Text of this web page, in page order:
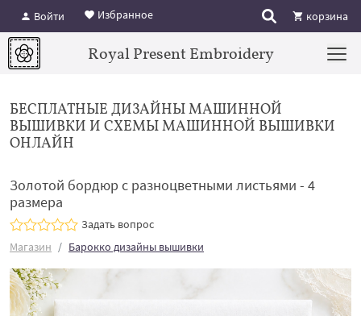
Войти Избранное корзина
Royal Present Embroidery
БЕСПЛАТНЫЕ ДИЗАЙНЫ МАШИННОЙ
ВЫШИВКИ И СХЕМЫ МАШИННОЙ ВЫШИВКИ
ОНЛАЙН
Золотой бордюр с разноцветными листьями - 4
размера
Задать вопрос
Магазин
Барокко дизайны вышивки